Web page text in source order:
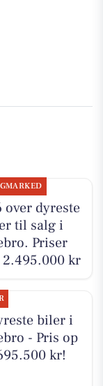
over dyreste
til salg i
Priser
kr
biler i
- Pris op
kr!